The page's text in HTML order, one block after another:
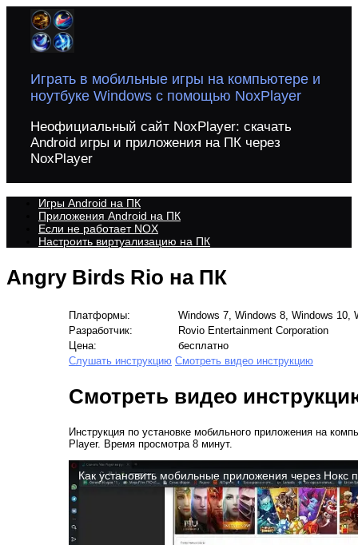
Перейти
содержимому
Играть в мобильные игры на компьютере и
ноутбуке Windows с помощью NoxPlayer
Неофициальный сайт NoxPlayer: скачать
Android игры и приложения на ПК через
NoxPlayer
Игры Android на ПК
Приложения Android на ПК
Если не работает NOX
Настроить виртуализацию на ПК
Angry Birds Rio на ПК
Платформы:
Windows 7, Windows 8, Windows 10,
Разработчик:
Rovio Entertainment Corporation
Цена:
бесплатно
Слушать инструкцию Смотреть видео инструкцию
Смотреть видео
Инструкция по установке мобильного приложения на
Player. Время просмотра 8 минут.